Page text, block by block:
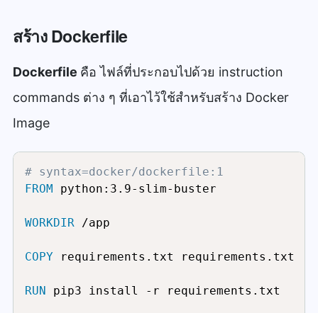
</div
</div>
<script src="https://cdn.jsdelivr.net/
</body
/html
สร้าง Dockerfile
Dockerfile คือ ไฟล์ที่ประกอบไปด้วย instruction
commands ต่าง ๆ ที่เอาไว้ใช้สำหรับสร้าง Docker
Image
# syntax=docker/dockerfile:1
FROM
python:3.9-slim-buster
WORKDIR /app
COPY requirements.txt requirements.txt
RUN pip3 install -r requirements.txt